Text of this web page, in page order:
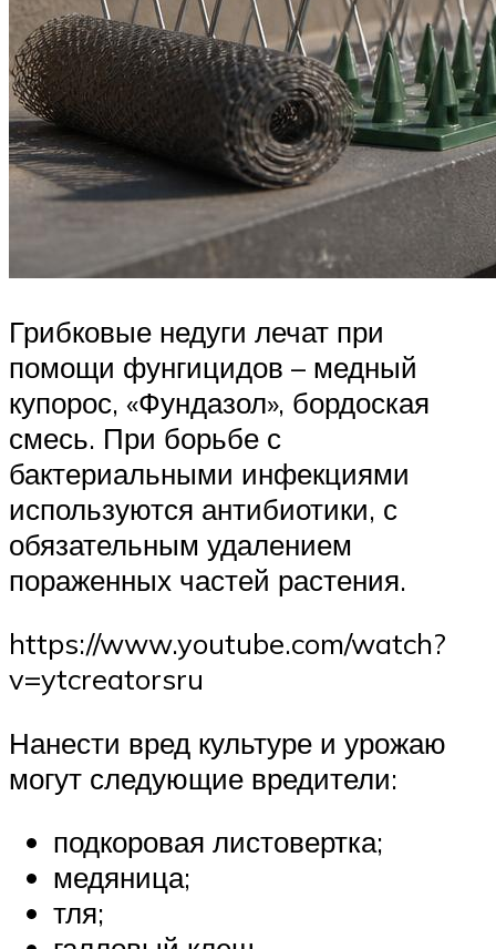
Грибковые недуги лечат при
помощи фунгицидов – медный
купорос, «Фундазол», бордоская
смесь. При борьбе с
бактериальными инфекциями
используются антибиотики, с
обязательным удалением
пораженных частей растения.
https://www.youtube.com/watch?
v=ytcreatorsru
Нанести вред культуре и урожаю
могут следующие вредители:
подкоровая листовертка;
медяница;
тля;